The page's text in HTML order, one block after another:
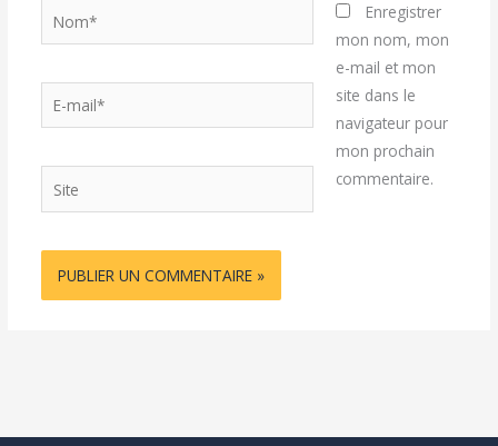
mail*
Enregistrer
mon nom, mon
e-mail et mon
site dans le
navigateur pour
mon prochain
commentaire.